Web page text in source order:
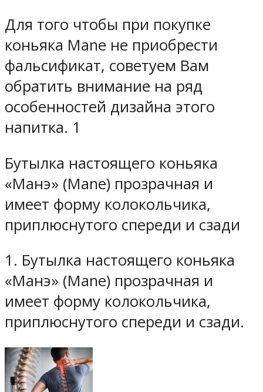
Для того чтобы при покупке
коньяка Mane не приобрести
фальсификат, советуем Вам
обратить внимание на ряд
особенностей дизайна этого
напитка. 1
Бутылка настоящего коньяка
«Манэ» (Mane) прозрачная и
имеет форму колокольчика,
приплюснутого спереди и сзади
1. Бутылка настоящего коньяка
«Манэ» (Mane) прозрачная и
имеет форму колокольчика,
приплюснутого спереди и сзади.